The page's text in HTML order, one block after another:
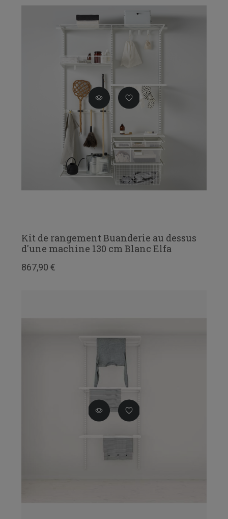
Kit de rangement Buanderie au dessus
d'une machine 130 cm Blanc Elfa
867,90 €